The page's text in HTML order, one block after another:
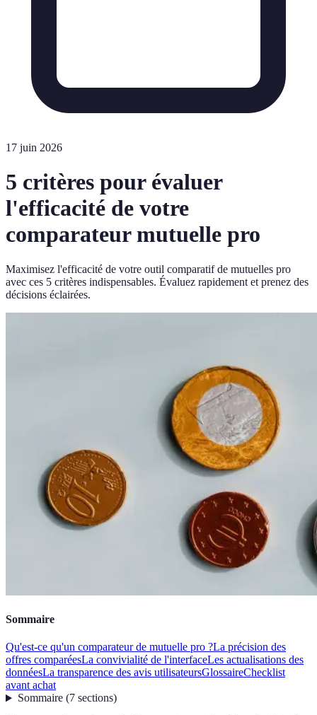
17 juin 2026
5 critères pour évaluer
l'efficacité de votre
comparateur mutuelle pro
Maximisez l'efficacité de votre outil comparatif de mutuelles pro
avec ces 5 critères indispensables. Évaluez rapidement et prenez des
décisions éclairées.
Sommaire
Qu'est-ce qu'un comparateur de mutuelle pro ?La précision des
offres comparéesLa convivialité de l'interfaceLes actualisations des
donnéesLa transparence des avis utilisateursGlossaireChecklist
avant achat
Sommaire(7 sections)